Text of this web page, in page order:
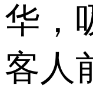
华，
客人